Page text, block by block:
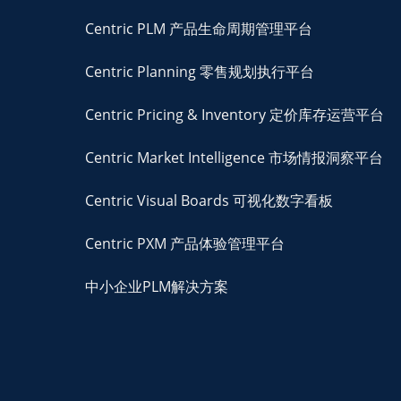
Centric PLM 产品生命周期管理平台
Centric Planning 零售规划执行平台
Centric Pricing & Inventory 定价库存运营平台
Centric Market Intelligence 市场情报洞察平台
Centric Visual Boards 可视化数字看板
Centric PXM 产品体验管理平台
中小企业PLM解决方案